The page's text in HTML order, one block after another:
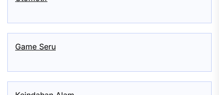
Game Seru